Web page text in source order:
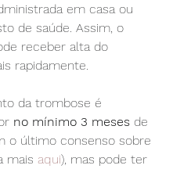
em casa ou
de saúde. Assim, o
receber alta do
rapidamente.
da trombose é
no mínimo 3 meses de
o último consenso sobre
mais aqui), mas pode ter